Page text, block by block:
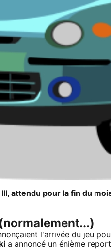
attendu pour la fin du
l'arrivée du jeu
a annoncé un énième